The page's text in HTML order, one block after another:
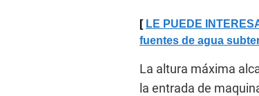
LE PUEDE
fuentes de agua
La altura máxima
la entrada de